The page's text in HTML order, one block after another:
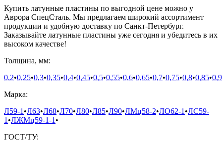
Купить латунные пластины по выгодной цене можно у
Аврора СпецСталь. Мы предлагаем широкий ассортимент
продукции и удобную доставку по Санкт-Петербург.
Заказывайте латунные пластины уже сегодня и убедитесь в их
высоком качестве!
Толщина, мм:
0,2•0,25•0,3•0,35•0,4•0,45•0,5•0,55•0,6•0,65•0,7•0,75•0,8•0,85•0,9
Марка:
Л59-1•Л63•Л68•Л70•Л80•Л85•Л90•ЛМц58-2•ЛО62-1•ЛС59-
1•ЛЖМц59-1-1•
ГОСТ/ТУ: